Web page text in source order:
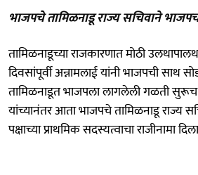
भाजपचे तामिळनाडू राज्य सचिवाने
तामिळनाडूच्या राजकारणात मोठी
दिवसांपूर्वी अन्नामलाई यांनी भाजपची साथ
तामिळनाडूत भाजपला लागलेली गळती
यांच्यानंतर आता भाजपचे तामिळनाडू राज्य
पक्षाच्या प्राथमिक सदस्यत्वाचा राजीनामा